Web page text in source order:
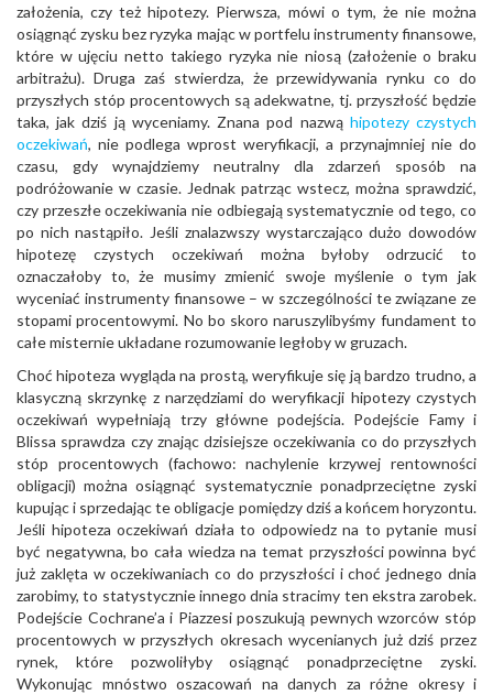
założenia, czy też hipotezy. Pierwsza, mówi o tym, że nie można
osiągnąć zysku bez ryzyka mając w portfelu instrumenty finansowe,
które w ujęciu netto takiego ryzyka nie niosą (założenie o braku
arbitrażu). Druga zaś stwierdza, że przewidywania rynku co do
przyszłych stóp procentowych są adekwatne, tj. przyszłość będzie
taka, jak dziś ją wyceniamy. Znana pod nazwą hipotezy czystych
oczekiwań, nie podlega wprost weryfikacji, a przynajmniej nie do
czasu, gdy wynajdziemy neutralny dla zdarzeń sposób na
podróżowanie w czasie. Jednak patrząc wstecz, można sprawdzić,
czy przeszłe oczekiwania nie odbiegają systematycznie od tego, co
po nich nastąpiło. Jeśli znalazwszy wystarczająco dużo dowodów
hipotezę czystych oczekiwań można byłoby odrzucić to
oznaczałoby to, że musimy zmienić swoje myślenie o tym jak
wyceniać instrumenty finansowe – w szczególności te związane ze
stopami procentowymi. No bo skoro naruszylibyśmy fundament to
całe misternie układane rozumowanie ległoby w gruzach.
Choć hipoteza wygląda na prostą, weryfikuje się ją bardzo trudno, a
klasyczną skrzynkę z narzędziami do weryfikacji hipotezy czystych
oczekiwań wypełniają trzy główne podejścia. Podejście Famy i
Blissa sprawdza czy znając dzisiejsze oczekiwania co do przyszłych
stóp procentowych (fachowo: nachylenie krzywej rentowności
obligacji) można osiągnąć systematycznie ponadprzeciętne zyski
kupując i sprzedając te obligacje pomiędzy dziś a końcem horyzontu.
Jeśli hipoteza oczekiwań działa to odpowiedz na to pytanie musi
być negatywna, bo cała wiedza na temat przyszłości powinna być
już zaklęta w oczekiwaniach co do przyszłości i choć jednego dnia
zarobimy, to statystycznie innego dnia stracimy ten ekstra zarobek.
Podejście Cochrane’a i Piazzesi poszukują pewnych wzorców stóp
procentowych w przyszłych okresach wycenianych już dziś przez
rynek, które pozwoliłyby osiągnąć ponadprzeciętne zyski.
Wykonując mnóstwo oszacowań na danych za różne okresy i